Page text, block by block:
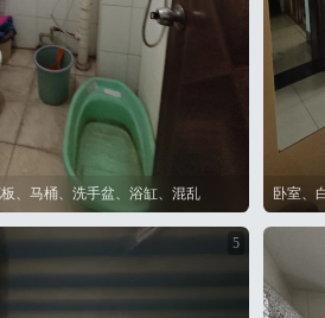
、马桶、洗手盆、浴缸、混乱
5